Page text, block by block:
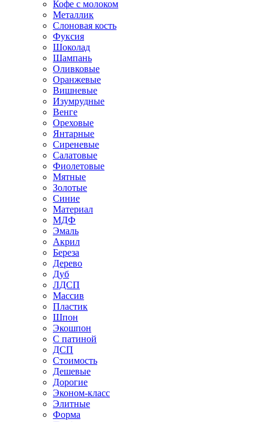
Кофе с молоком
Металлик
Слоновая кость
Фуксия
Шоколад
Шампань
Оливковые
Оранжевые
Вишневые
Изумрудные
Венге
Ореховые
Янтарные
Сиреневые
Салатовые
Фиолетовые
Мятные
Золотые
Синие
Материал
МДФ
Эмаль
Акрил
Береза
Дерево
Дуб
ЛДСП
Массив
Пластик
Шпон
Экошпон
С патиной
ДСП
Стоимость
Дешевые
Дорогие
Эконом-класс
Элитные
Форма